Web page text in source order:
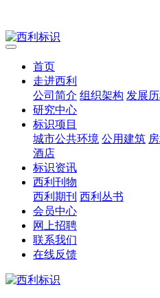
首页
走进西利
公司简介 组织架构 发展
研究中心
标识项目
城市公共环境 公用建筑
酒店
标识资讯
西利刊物
西利期刊 西利丛书
会员中心
网上招聘
联系我们
在线反馈